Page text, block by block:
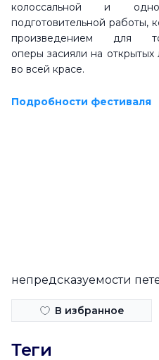
колоссальной и
подготовительной работы,
произведением для
оперы засияли на
во всей красе.
Подробности фестиваля
непредсказуемости
В избранное
Теги